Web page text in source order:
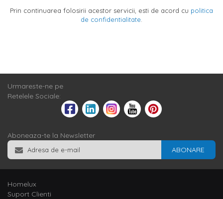
Prin continuarea folosirii acestor servicii, esti de acord cu politica
de confidentialitate
Urmareste-ne pe
Retelele Sociale:
Aboneaza-te la Newsletter
ABONARE
Homelux
Suport Clienti